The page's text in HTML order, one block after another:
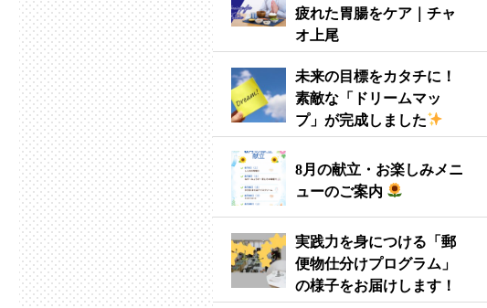
疲れた胃腸をケア｜チャ
オ上尾
未来の目標をカタチに！
素敵な「ドリームマッ
プ」が完成しました
8月の献立・お楽しみメニ
ューのご案内
実践力を身につける「郵
便物仕分けプログラム」
の様子をお届けします！